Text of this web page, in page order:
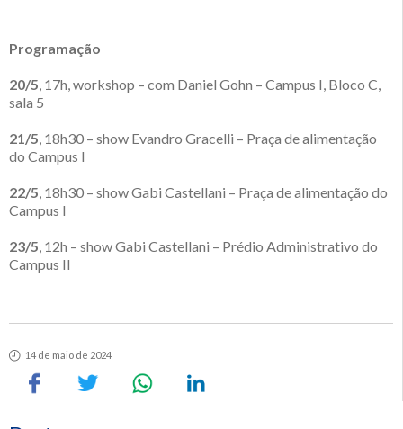
Programação
20/5, 17h, workshop – com Daniel Gohn – Campus I, Bloco C,
sala 5
21/5, 18h30 – show Evandro Gracelli – Praça de alimentação
do Campus I
22/5, 18h30 – show Gabi Castellani – Praça de alimentação do
Campus I
23/5, 12h – show Gabi Castellani – Prédio Administrativo do
Campus II
14 de maio de 2024